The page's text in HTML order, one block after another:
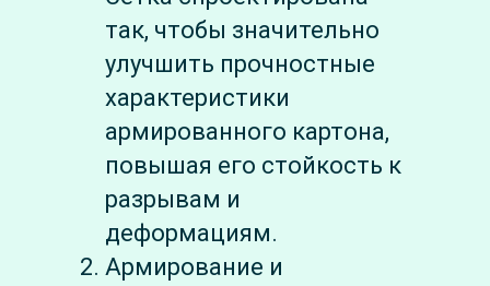
так, чтобы значительно
улучшить прочностные
характеристики
армированного картона,
повышая его стойкость к
разрывам и
деформациям.
Армирование и